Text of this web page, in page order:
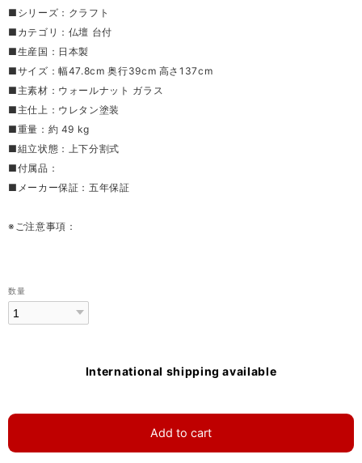
■シリーズ：クラフト
■カテゴリ：仏壇 台付
■生産国：日本製
■サイズ：幅47.8cm 奥行39cm 高さ137cm
■主素材：ウォールナット ガラス
■主仕上：ウレタン塗装
■重量：約 49 kg
■組立状態：上下分割式
■付属品：
■メーカー保証：五年保証
※ご注意事項：
数量
International shipping available
Add to cart